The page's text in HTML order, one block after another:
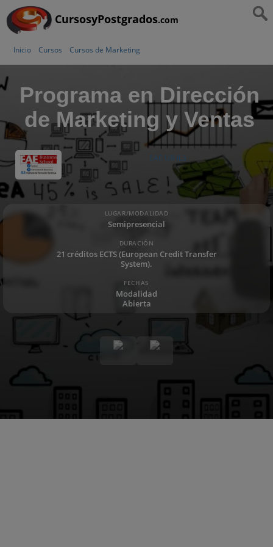
CursosyPostgrados.com
Inicio Cursos Cursos de Marketing
Programa en Dirección
de Marketing y Ventas
EAE UB IL3
LUGAR/MODALIDAD
Semipresencial
DURACIÓN
21 créditos ECTS (European Credit Transfer
System).
FECHAS
Modalidad
Abierta